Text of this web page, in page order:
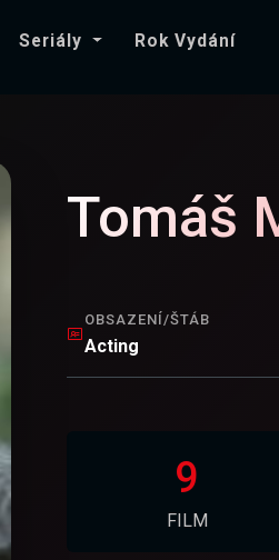
Seriály Rok Vydání
Tomáš
OBSAZENÍ/ŠTÁB
Acting
9
FILM